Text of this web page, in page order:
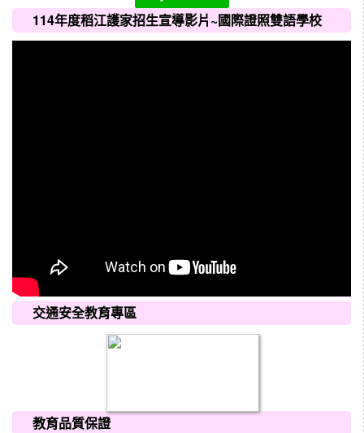
114年度稻江護家招生宣導影片~國際證照雙語學校
交通安全教育專區
教育品質保證